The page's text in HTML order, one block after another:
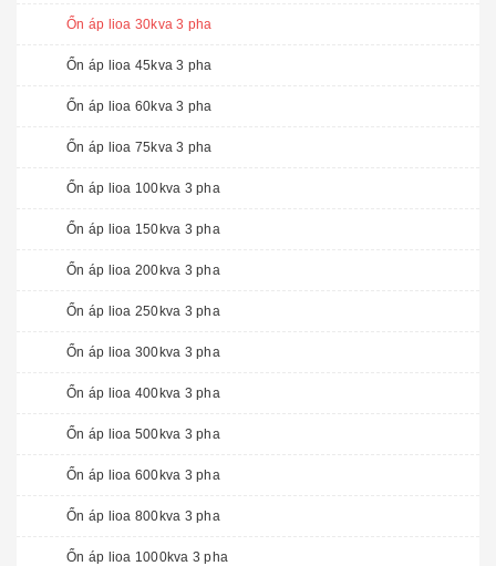
Ổn áp lioa 30kva 3 pha
Ổn áp lioa 45kva 3 pha
Ổn áp lioa 60kva 3 pha
Ổn áp lioa 75kva 3 pha
Ổn áp lioa 100kva 3 pha
Ổn áp lioa 150kva 3 pha
Ổn áp lioa 200kva 3 pha
Ổn áp lioa 250kva 3 pha
Ổn áp lioa 300kva 3 pha
Ổn áp lioa 400kva 3 pha
Ổn áp lioa 500kva 3 pha
Ổn áp lioa 600kva 3 pha
Ổn áp lioa 800kva 3 pha
Ổn áp lioa 1000kva 3 pha